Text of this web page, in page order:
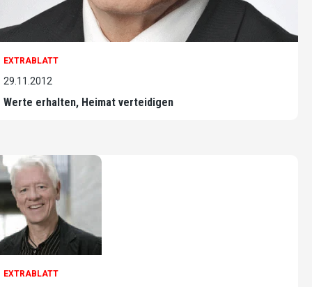
EXTRABLATT
29.11.2012
Werte erhalten, Heimat verteidigen
EXTRABLATT